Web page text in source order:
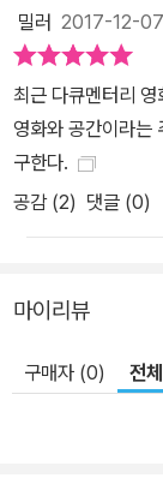
대 영상이 미술관
들며 작업하는 작가
인 사례를 통해 이 시
년대 후반 한국 다
의 등장」은 한국 다
여’로서의 공간과 ‘
화시켰다. 저자는
일이 다반사인 현실
‘뿌리뽑힌 감각’
안에 살고 있는 사
화 속에서 공간도
밀러 2017-12-07
최근 다큐멘터리
영화와 공간이라는
구한다.
공감 (2) 댓글 (0)
마이리뷰
구매자 (0) 전